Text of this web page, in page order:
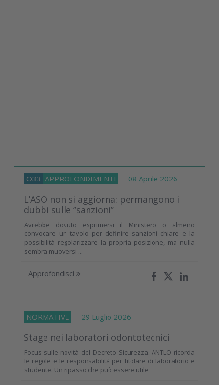
O33 APPROFONDIMENTI 08 Aprile 2026
L’ASO non si aggiorna: permangono i
dubbi sulle ‘’sanzioni’’
Avrebbe dovuto esprimersi il Ministero o almeno
convocare un tavolo per definire sanzioni chiare e la
possibilità regolarizzare la propria posizione, ma nulla
sembra muoversi ...
Approfondisci
NORMATIVE 29 Luglio 2026
Stage nei laboratori odontotecnici
Focus sulle novità del Decreto Sicurezza. ANTLO ricorda
le regole e le responsabilità per titolare di laboratorio e
studente. Un ripasso che può essere utile